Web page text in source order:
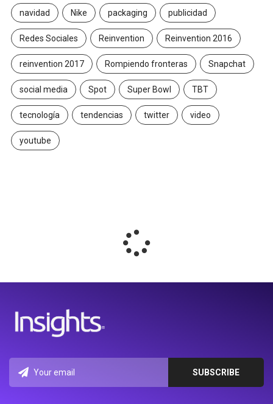
navidad Nike packaging publicidad
Redes Sociales Reinvention Reinvention 2016
reinvention 2017 Rompiendo fronteras Snapchat
social media Spot Super Bowl TBT
tecnología tendencias twitter video
youtube